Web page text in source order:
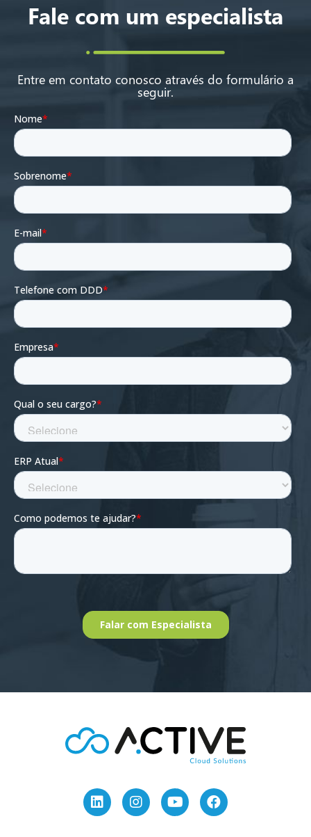
Fale com um especialista
Entre em contato conosco através do formulário a
seguir.